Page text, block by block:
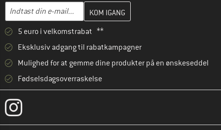
E-mail-adresse
Indtast din e-mailadresse her, og opret i næste trin din
5 euro i velkomstrabat **
Eksklusiv adgang til rabatkampagner
Mulighed for at gemme dine produkter på en ønskeseddel
Fødselsdagsoverraskelse